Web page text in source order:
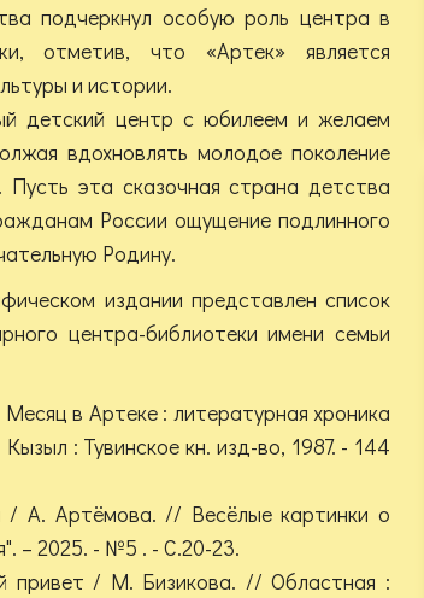
подчеркнул особую роль центра в
отметив, что «Артек» является
и истории.
детский центр с юбилеем и желаем
вдохновлять молодое поколение
эта сказочная страна детства
России ощущение подлинного
Родину.
издании представлен список
центра-библиотеки имени семьи
в Артеке : литературная хроника
: Тувинское кн. изд-во, 1987. - 144
А. Артёмова. // Весёлые картинки о
– 2025. - №5 . - С.20-23.
привет / М. Бизикова. // Областная :